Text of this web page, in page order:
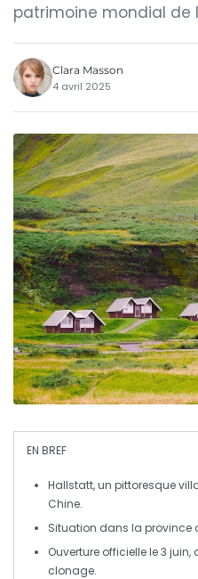
patrimoine mondial de
Clara Masson
4 avril 2025
EN BREF
Hallstatt, un pittoresque
Chine.
Situation dans la province
Ouverture officielle le3 juin,
clonage.